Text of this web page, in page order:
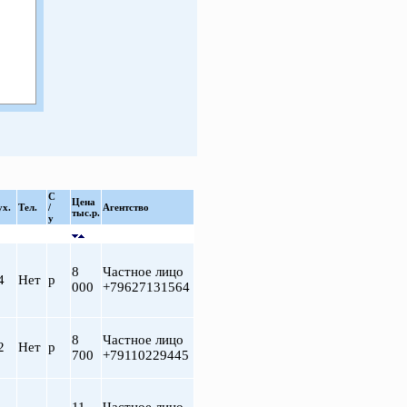
Тел.
С
/
у
Цена
тыс.р. Агентство
Нет р
8
000
Частное лицо
+79627131564
Нет р
8
700
Частное лицо
+79110229445